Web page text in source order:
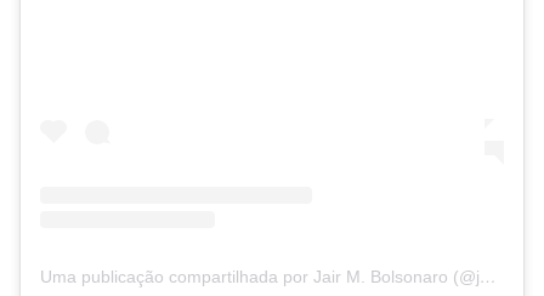
Uma publicação compartilhada por Jair M. Bolsonaro (@jairmessiasbolsonaro)